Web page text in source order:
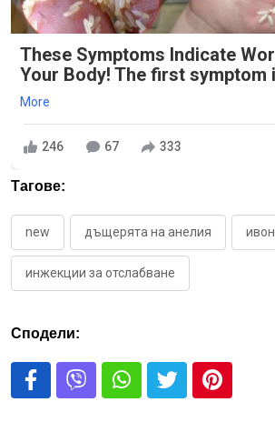
These Symptoms Indicate
Your Body! The first symptom
More
246 67 333
Тагове:
new дъщерята на анелия
инжекции за отслабване
Сподели: